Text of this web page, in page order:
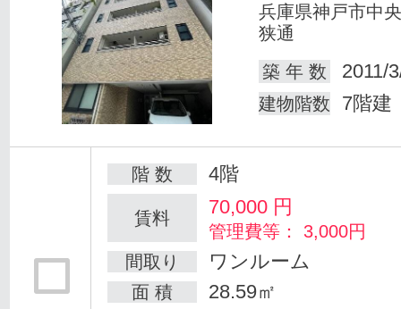
兵庫県神戸市中
狭通
築 年 数
2011/
建物階数 7階建
階 数 4階
賃料 70,000 円
管理費等： 3,000円
間取り
ワンルーム
面 積 28.59㎡